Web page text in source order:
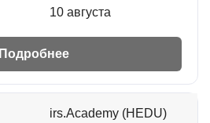
10 августа
Подробнее
irs.Academy (HEDU)